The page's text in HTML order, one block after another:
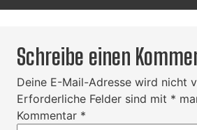
Schreibe einen
Deine E-Mail-Adresse wird nicht
Erforderliche Felder sind mit *
Kommentar *